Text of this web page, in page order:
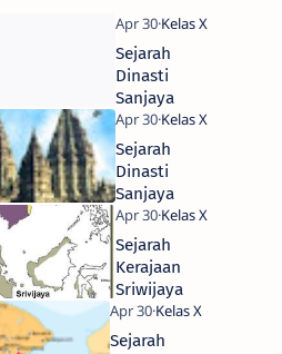
Sejarah
Dinasti
Sanjaya
Sejarah
Dinasti
Sanjaya
Sejarah
Kerajaan
Sriwijaya
Sejarah